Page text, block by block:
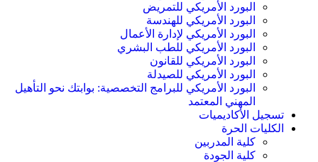
البورد الأمريكي للتمريض
البورد الأمريكي للهندسة
البورد الأمريكي لإدارة الأعمال
البورد الأمريكي للطب البشري
البورد الأمريكي للقانون
البورد الأمريكي للصيدلة
البورد الأمريكي للبرامج التخصصية: بوابتك نحو التأهيل
المهني المعتمد
تسجيل الأكاديميات
الكليات الحرة
كلية المدربين
كلية الجودة